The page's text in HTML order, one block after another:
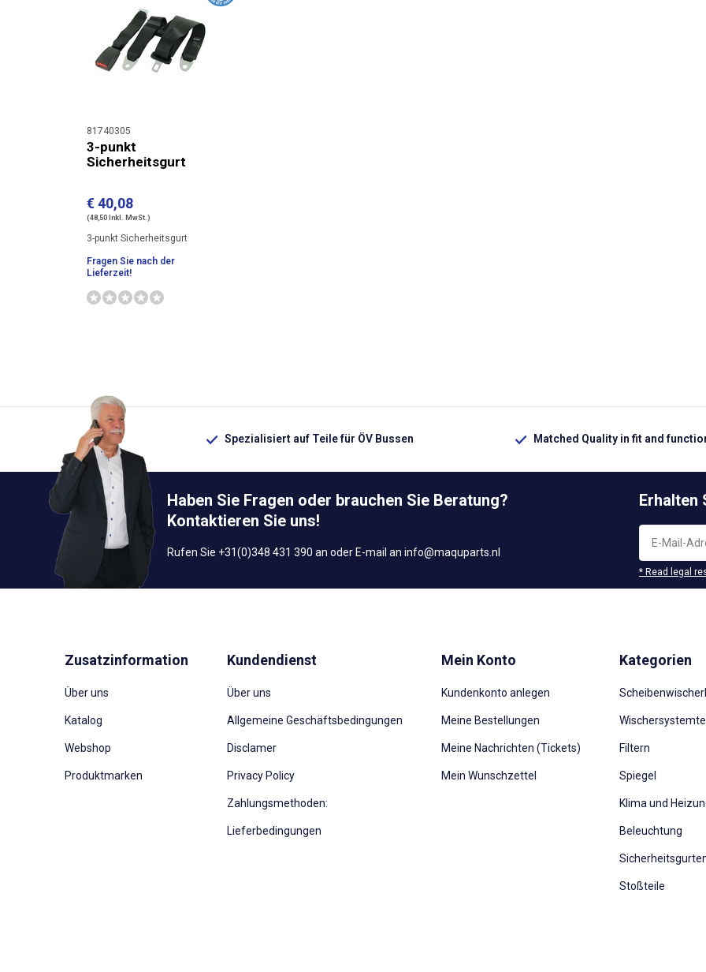
81740305
3-punkt
Sicherheitsgurt
€ 40,08
(48,50 Inkl. MwSt.)
3-punkt Sicherheitsgurt
Fragen Sie nach der
Lieferzeit!
Spezialisiert auf Teile für ÖV Bussen Matched Quality in fit and
Haben Sie Fragen oder brauchen Sie Beratung?
Kontaktieren Sie uns!
Rufen Sie +31(0)348 431 390 an oder E-mail an info@maquparts.nl
Erhalten
* Read legal
Zusatzinformation
Über uns
Katalog
Webshop
Produktmarken
Kundendienst
Über uns
Allgemeine Geschäftsbedingungen
Disclamer
Privacy Policy
Zahlungsmethoden:
Lieferbedingungen
Mein Konto
Kundenkonto anlegen
Meine Bestellungen
Meine Nachrichten (Tickets)
Mein Wunschzettel
Kategorien
Filtern
Spiegel
Klima und
Beleuchtung
Stoßteile